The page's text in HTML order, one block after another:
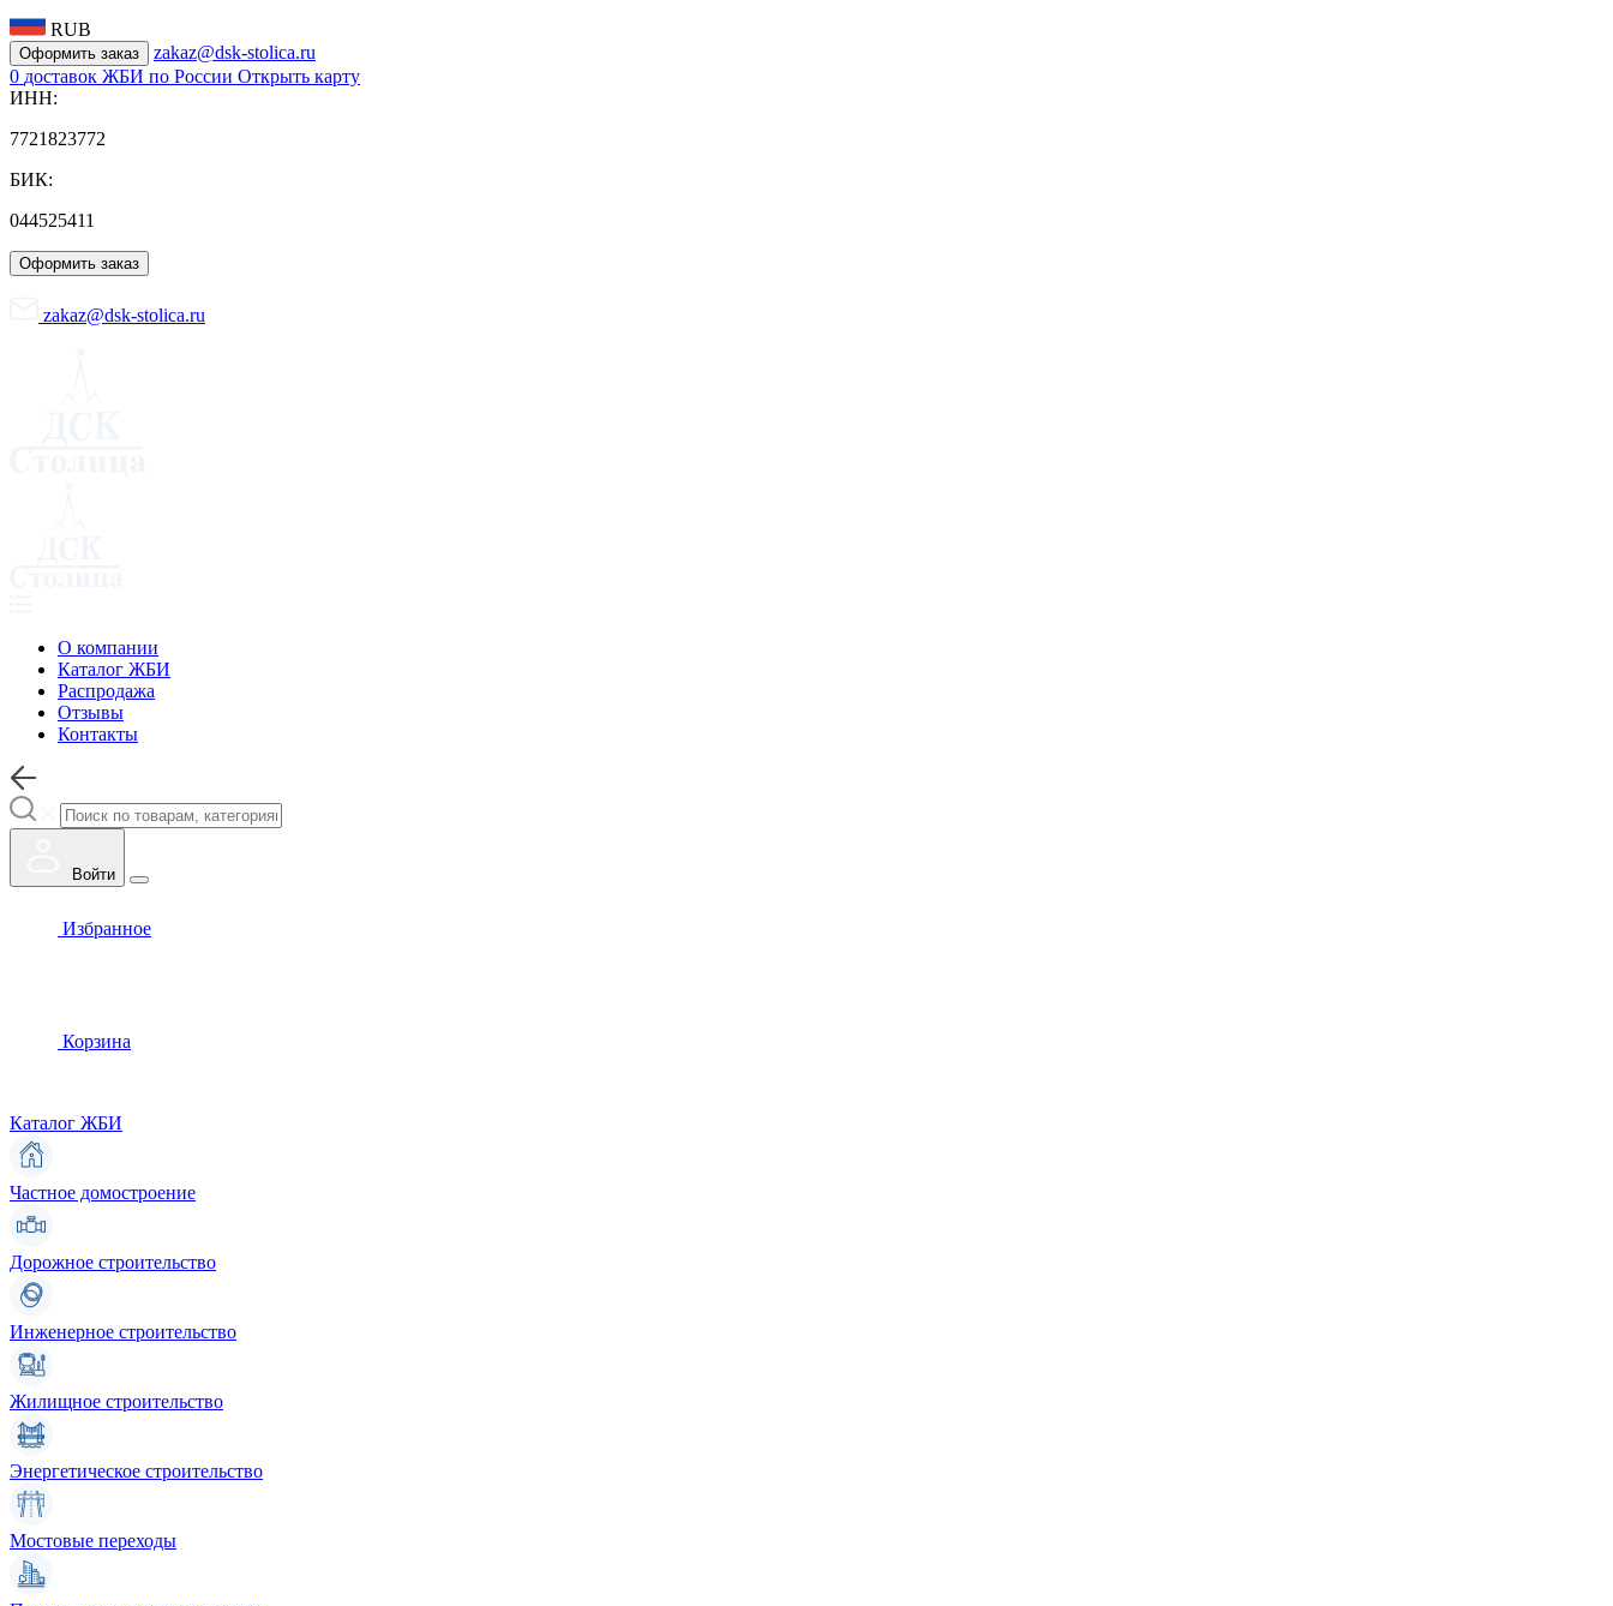
RUB
Оформить заказ
zakaz@dsk-stolica.ru
0 доставок ЖБИ по России Открыть карту
ИНН:
7721823772
БИК:
044525411
Оформить заказ
zakaz@dsk-stolica.ru
О компании
Каталог ЖБИ
Распродажа
Отзывы
Контакты
Войти
Избранное
Корзина
Каталог ЖБИ
Частное домостроение
Дорожное строительство
Инженерное строительство
Жилищное строительство
Энергетическое строительство
Мостовые переходы